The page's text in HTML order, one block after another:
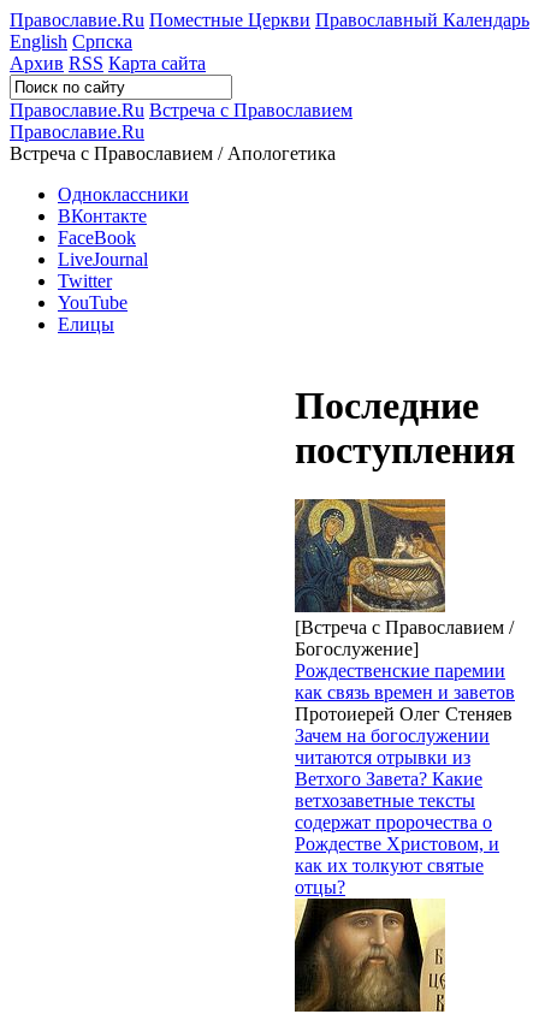
Православие.Ru Поместные Церкви Православный Календарь
English Српска
Архив RSS Карта сайта
Православие.Ru Встреча с Православием
Православие.Ru
Встреча с Православием / Апологетика
Одноклассники
ВКонтакте
FaceBook
LiveJournal
Twitter
YouTube
Елицы
Последние
поступления
[Встреча с Православием /
Богослужение]
Рождественские паремии
как связь времен и заветов
Протоиерей Олег Стеняев
Зачем на богослужении
читаются отрывки из
Ветхого Завета? Какие
ветхозаветные тексты
содержат пророчества о
Рождестве Христовом, и
как их толкуют святые
отцы?